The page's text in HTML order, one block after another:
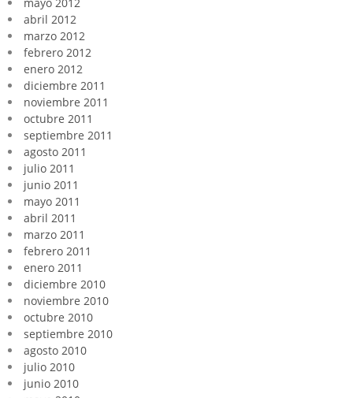
abril 2012
marzo 2012
febrero 2012
enero 2012
diciembre 2011
noviembre 2011
octubre 2011
septiembre 2011
agosto 2011
julio 2011
junio 2011
mayo 2011
abril 2011
marzo 2011
febrero 2011
enero 2011
diciembre 2010
noviembre 2010
octubre 2010
septiembre 2010
agosto 2010
julio 2010
junio 2010